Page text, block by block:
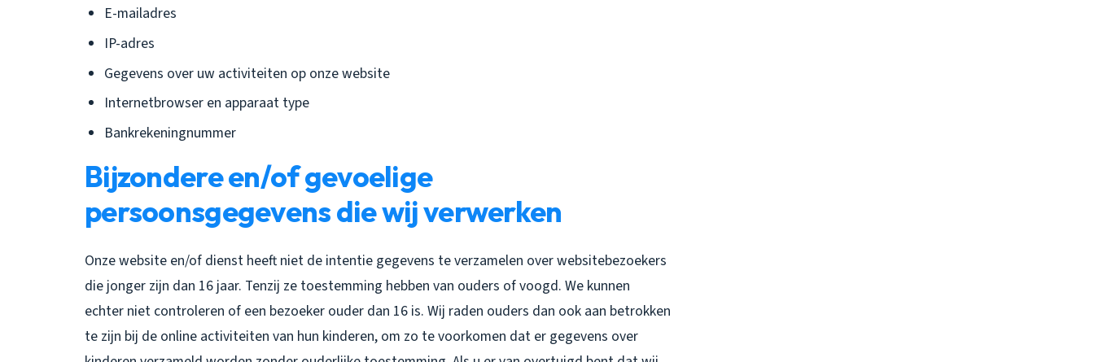
E-mailadres
IP-adres
Gegevens over uw activiteiten op onze website
Internetbrowser en apparaat type
Bankrekeningnummer
Bijzondere en/of gevoelige
persoonsgegevens die wij verwerken
Onze website en/of dienst heeft niet de intentie gegevens te verzamelen over websitebezoekers
die jonger zijn dan 16 jaar. Tenzij ze toestemming hebben van ouders of voogd. We kunnen
echter niet controleren of een bezoeker ouder dan 16 is. Wij raden ouders dan ook aan betrokken
te zijn bij de online activiteiten van hun kinderen, om zo te voorkomen dat er gegevens over